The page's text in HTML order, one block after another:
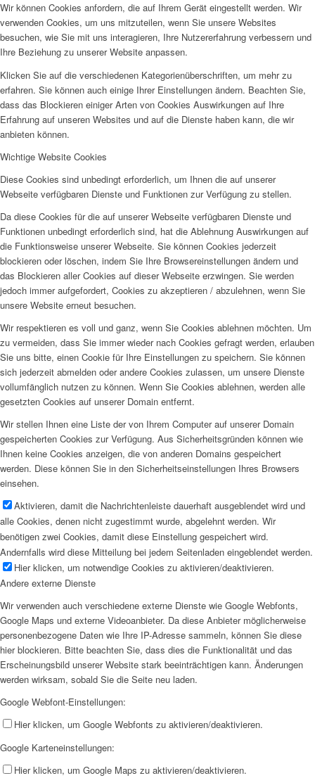
Wir können Cookies anfordern, die auf Ihrem Gerät eingestellt werden. Wir
verwenden Cookies, um uns mitzuteilen, wenn Sie unsere Websites
besuchen, wie Sie mit uns interagieren, Ihre Nutzererfahrung verbessern und
Ihre Beziehung zu unserer Website anpassen.
Klicken Sie auf die verschiedenen Kategorienüberschriften, um mehr zu
erfahren. Sie können auch einige Ihrer Einstellungen ändern. Beachten Sie,
dass das Blockieren einiger Arten von Cookies Auswirkungen auf Ihre
Erfahrung auf unseren Websites und auf die Dienste haben kann, die wir
anbieten können.
Wichtige Website Cookies
Diese Cookies sind unbedingt erforderlich, um Ihnen die auf unserer
Webseite verfügbaren Dienste und Funktionen zur Verfügung zu stellen.
Da diese Cookies für die auf unserer Webseite verfügbaren Dienste und
Funktionen unbedingt erforderlich sind, hat die Ablehnung Auswirkungen auf
die Funktionsweise unserer Webseite. Sie können Cookies jederzeit
blockieren oder löschen, indem Sie Ihre Browsereinstellungen ändern und
das Blockieren aller Cookies auf dieser Webseite erzwingen. Sie werden
jedoch immer aufgefordert, Cookies zu akzeptieren / abzulehnen, wenn Sie
unsere Website erneut besuchen.
Wir respektieren es voll und ganz, wenn Sie Cookies ablehnen möchten. Um
zu vermeiden, dass Sie immer wieder nach Cookies gefragt werden, erlauben
Sie uns bitte, einen Cookie für Ihre Einstellungen zu speichern. Sie können
sich jederzeit abmelden oder andere Cookies zulassen, um unsere Dienste
vollumfänglich nutzen zu können. Wenn Sie Cookies ablehnen, werden alle
gesetzten Cookies auf unserer Domain entfernt.
Wir stellen Ihnen eine Liste der von Ihrem Computer auf unserer Domain
gespeicherten Cookies zur Verfügung. Aus Sicherheitsgründen können wie
Ihnen keine Cookies anzeigen, die von anderen Domains gespeichert
werden. Diese können Sie in den Sicherheitseinstellungen Ihres Browsers
einsehen.
Aktivieren, damit die Nachrichtenleiste dauerhaft ausgeblendet wird und
alle Cookies, denen nicht zugestimmt wurde, abgelehnt werden. Wir
benötigen zwei Cookies, damit diese Einstellung gespeichert wird.
Andernfalls wird diese Mitteilung bei jedem Seitenladen eingeblendet werden.
Hier klicken, um notwendige Cookies zu aktivieren/deaktivieren.
Andere externe Dienste
Wir verwenden auch verschiedene externe Dienste wie Google Webfonts,
Google Maps und externe Videoanbieter. Da diese Anbieter möglicherweise
personenbezogene Daten wie Ihre IP-Adresse sammeln, können Sie diese
hier blockieren. Bitte beachten Sie, dass dies die Funktionalität und das
Erscheinungsbild unserer Website stark beeinträchtigen kann. Änderungen
werden wirksam, sobald Sie die Seite neu laden.
Google Webfont-Einstellungen:
Hier klicken, um Google Webfonts zu aktivieren/deaktivieren.
Google Karteneinstellungen:
Hier klicken, um Google Maps zu aktivieren/deaktivieren.